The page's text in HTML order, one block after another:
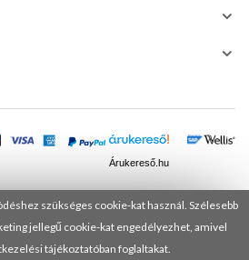
szükséges cookie-kat használ. Szélesebb
jellegű cookie-kat engedélyezhet, amivel
tájékoztatóban foglaltakat.
Árukereső.hu
fenntartva! DANUSA Hungary Kft.